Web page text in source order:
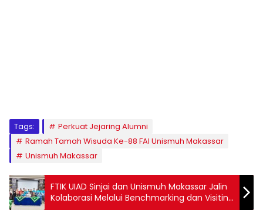
Tags:
Perkuat Jejaring Alumni
Ramah Tamah Wisuda Ke-88 FAI Unismuh Makassar
Unismuh Makassar
FTIK UIAD Sinjai dan Unismuh Makassar Jalin
Kolaborasi Melalui Benchmarking dan Visiting
Lecturer